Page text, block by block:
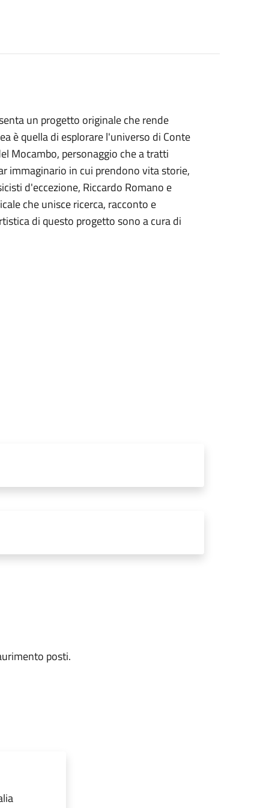
un progetto originale che rende
è quella di esplorare l'universo di Conte
Mocambo, personaggio che a tratti
immaginario in cui prendono vita storie,
d'eccezione, Riccardo Romano e
che unisce ricerca, racconto e
di questo progetto sono a cura di
posti.